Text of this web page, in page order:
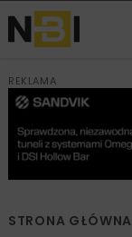
REKLAMA
STRONA GŁÓWNA